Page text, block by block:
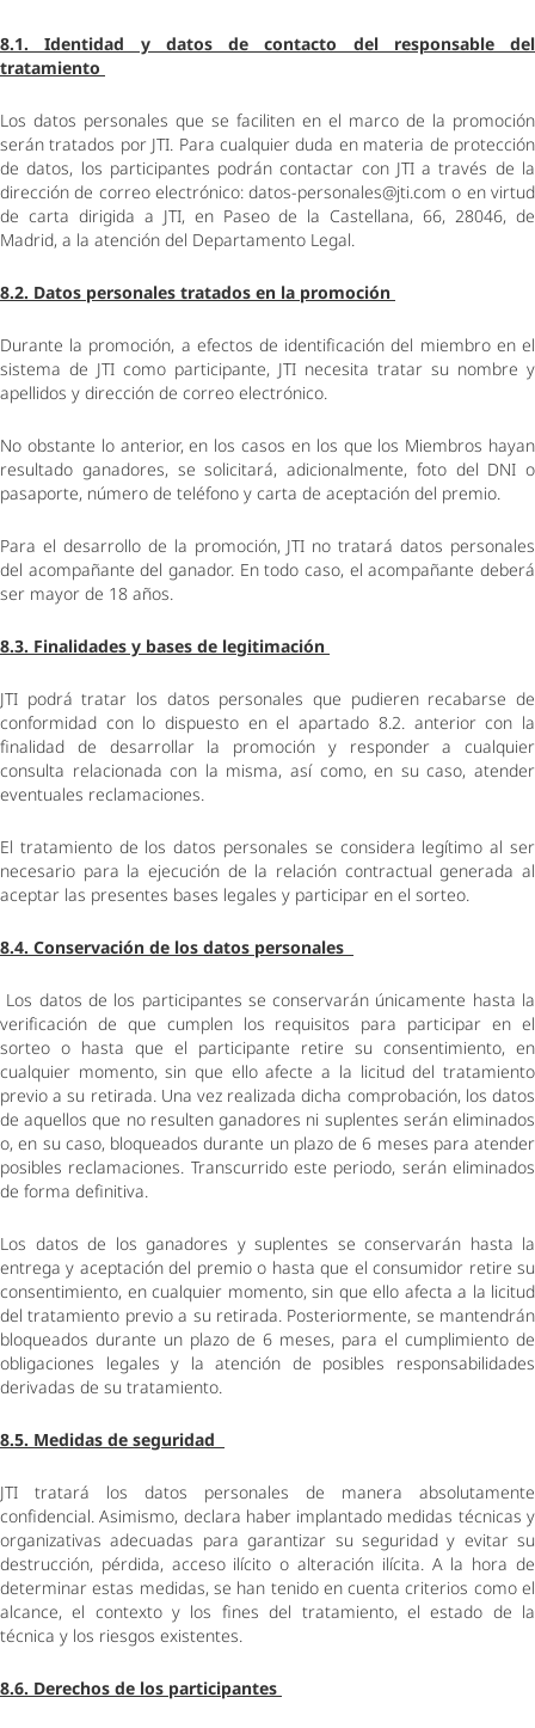
8.1. Identidad y datos de contacto del responsable del
tratamiento
Los datos personales que se faciliten en el marco de la promoción
serán tratados por JTI. Para cualquier duda en materia de protección
de datos, los participantes podrán contactar con JTI a través de la
dirección de correo electrónico: datos-personales@jti.com o en virtud
de carta dirigida a JTI, en Paseo de la Castellana, 66, 28046, de
Madrid, a la atención del Departamento Legal.
8.2. Datos personales tratados en la promoción
Durante la promoción, a efectos de identificación del miembro en el
sistema de JTI como participante, JTI necesita tratar su nombre y
apellidos y dirección de correo electrónico.
No obstante lo anterior, en los casos en los que los Miembros hayan
resultado ganadores, se solicitará, adicionalmente, foto del DNI o
pasaporte, número de teléfono y carta de aceptación del premio.
Para el desarrollo de la promoción, JTI no tratará datos personales
del acompañante del ganador. En todo caso, el acompañante deberá
ser mayor de 18 años.
8.3. Finalidades y bases de legitimación
JTI podrá tratar los datos personales que pudieren recabarse de
conformidad con lo dispuesto en el apartado 8.2. anterior con la
finalidad de desarrollar la promoción y responder a cualquier
consulta relacionada con la misma, así como, en su caso, atender
eventuales reclamaciones.
El tratamiento de los datos personales se considera legítimo al ser
necesario para la ejecución de la relación contractual generada al
aceptar las presentes bases legales y participar en el sorteo.
8.4. Conservación de los datos personales
Los datos de los participantes se conservarán únicamente hasta la
verificación de que cumplen los requisitos para participar en el
sorteo o hasta que el participante retire su consentimiento, en
cualquier momento, sin que ello afecte a la licitud del tratamiento
previo a su retirada. Una vez realizada dicha comprobación, los datos
de aquellos que no resulten ganadores ni suplentes serán eliminados
o, en su caso, bloqueados durante un plazo de 6 meses para atender
posibles reclamaciones. Transcurrido este periodo, serán eliminados
de forma definitiva.
Los datos de los ganadores y suplentes se conservarán hasta la
entrega y aceptación del premio o hasta que el consumidor retire su
consentimiento, en cualquier momento, sin que ello afecta a la licitud
del tratamiento previo a su retirada. Posteriormente, se mantendrán
bloqueados durante un plazo de 6 meses, para el cumplimiento de
obligaciones legales y la atención de posibles responsabilidades
derivadas de su tratamiento.
8.5. Medidas de seguridad
JTI tratará los datos personales de manera absolutamente
confidencial. Asimismo, declara haber implantado medidas técnicas y
organizativas adecuadas para garantizar su seguridad y evitar su
destrucción, pérdida, acceso ilícito o alteración ilícita. A la hora de
determinar estas medidas, se han tenido en cuenta criterios como el
alcance, el contexto y los fines del tratamiento, el estado de la
técnica y los riesgos existentes.
8.6. Derechos de los participantes